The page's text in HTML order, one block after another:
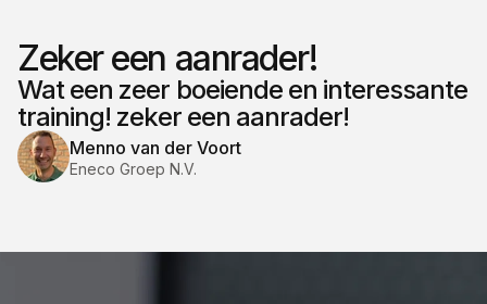
Zeker een aanrader!
Wat een zeer boeiende en interessante
training! zeker een aanrader!
Menno van der Voort
Eneco Groep N.V.